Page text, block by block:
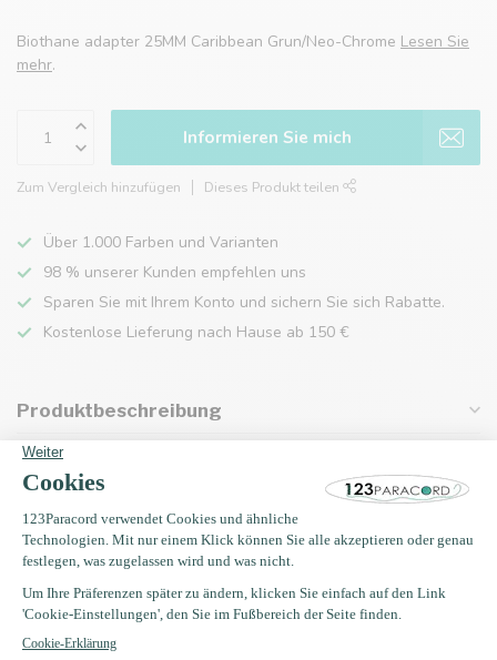
Biothane adapter 25MM Caribbean Grun/Neo-Chrome Lesen Sie
mehr.
Informieren Sie mich
Zum Vergleich hinzufügen Dieses Produkt teilen
Über 1.000 Farben und Varianten
98 % unserer Kunden empfehlen uns
Sparen Sie mit Ihrem Konto und sichern Sie sich Rabatte.
Kostenlose Lieferung nach Hause ab 150 €
Produktbeschreibung
Eigenschaften
Zuletzt angesehen